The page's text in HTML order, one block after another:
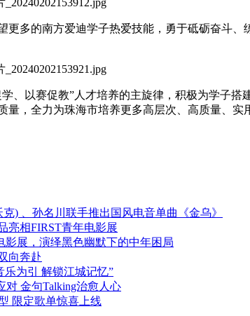
多的南方爱迪学子热爱技能，勇于砥砺奋斗
、以赛促教”人才培养的主旋律，积极为学子
，全力为珠海市培养更多高层次、高质量、
) 、孙名川联手推出国风电音单曲《金乌》
亮相FIRST青年电影展
影展，演绎黑色幽默下的中年困局
向奔赴
乐为引 解锁江城记忆”
对 金句Talking治愈人心
限定歌单惊喜上线